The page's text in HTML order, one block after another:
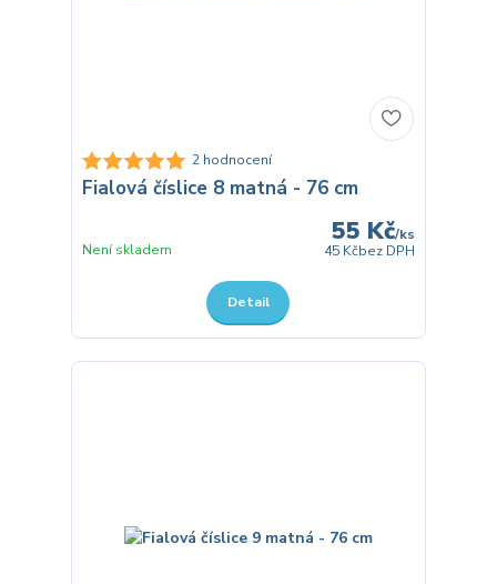
2 hodnocení
Fialová číslice 8 matná - 76 cm
55 Kč/ks
45 Kčbez DPH
Není skladem
Detail